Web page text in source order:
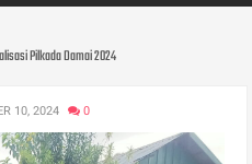
Pilkada Damai 2024
10, 2024 0